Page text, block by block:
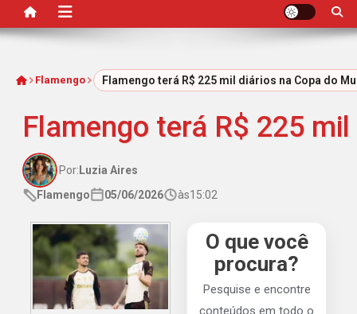
InícioFlamengo Flamengo terá R$ 225 mil diários na Copa do
Flamengo terá R$ 225
Por: Luzia Aires
Flamengo
05/06/2026 às15:02
O que você
procura?
Pesquise e encontre
conteúdos em todo o